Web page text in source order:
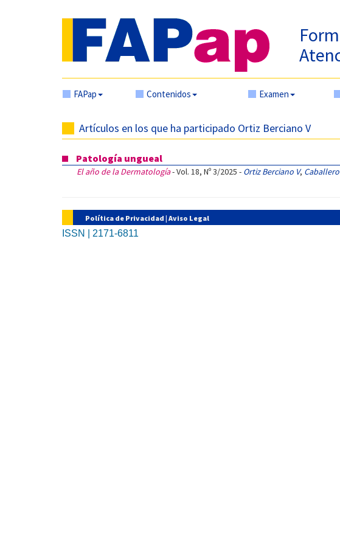
FAPap Contenidos Examen
Artículos en los que ha participado Ortiz Berciano V
Patología ungueal
El año de la Dermatología- Vol. 18, Nº 3/2025 - Ortiz Berciano V,
Política de Privacidad | Aviso Legal
ISSN | 2171-6811